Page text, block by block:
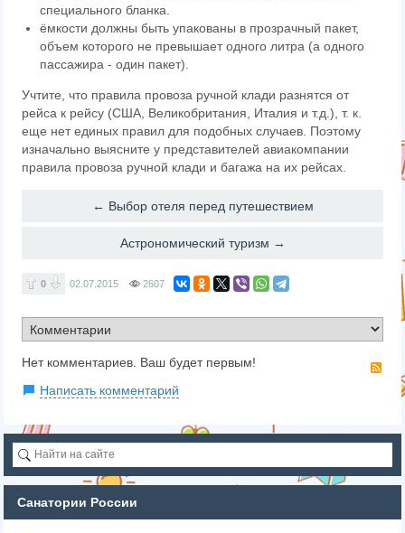
специального бланка.
ёмкости должны быть упакованы в прозрачный пакет,
объем которого не превышает одного литра (а одного
пассажира - один пакет).
Учтите, что правила провоза ручной клади разнятся от
рейса к рейсу (США, Великобритания, Италия и т.д.), т. к.
еще нет единых правил для подобных случаев. Поэтому
изначально выясните у представителей авиакомпании
правила провоза ручной клади и багажа на их рейсах.
← Выбор отеля перед путешествием
Астрономический туризм →
0 02.07.2015 2607
Нет комментариев. Ваш будет первым!
Написать комментарий
Санатории России